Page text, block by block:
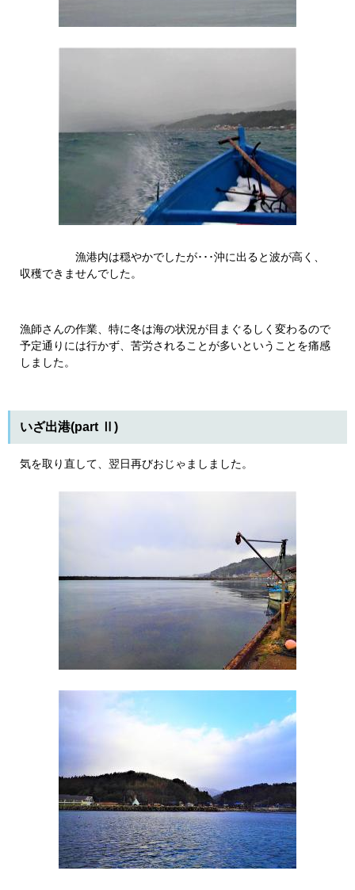
漁港内は穏やかでしたが･･･沖に出ると波が高く、
収穫できませんでした。
漁師さんの作業、特に冬は海の状況が目まぐるしく変わるので
予定通りには行かず、苦労されることが多いということを痛感
しました。
いざ出港(part Ⅱ)
気を取り直して、翌日再びおじゃましました。